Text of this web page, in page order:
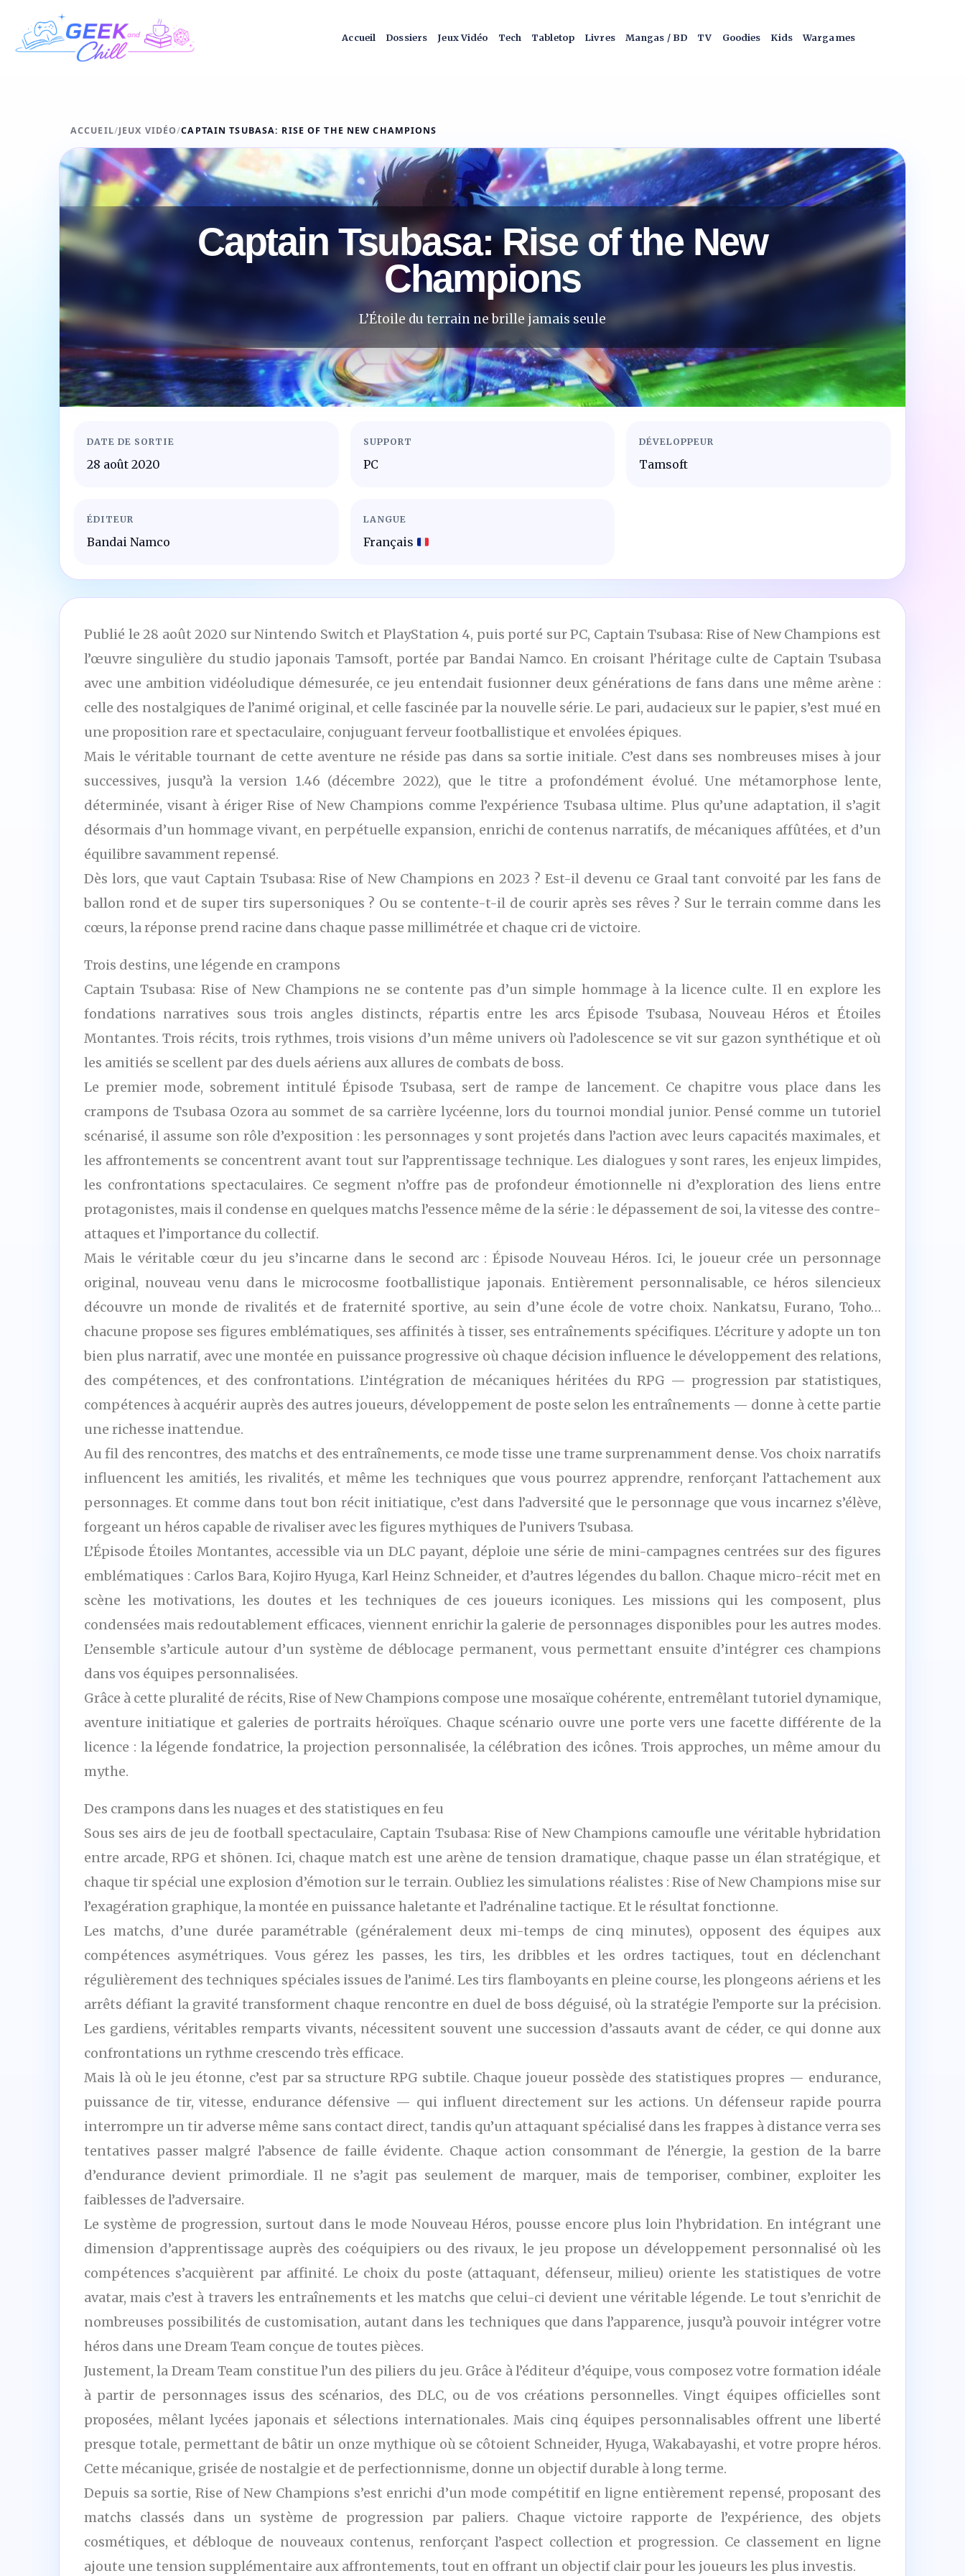
Aller au contenu
Accueil Dossiers Jeux Vidéo Tech Tabletop Livres Mangas / BD TV Goodies Kids Wargames
ACCUEIL/JEUX VIDÉO/CAPTAIN TSUBASA: RISE OF THE NEW CHAMPIONS
Captain Tsubasa: Rise of the New
Champions
L’Étoile du terrain ne brille jamais seule
DATE DE SORTIE
28 août 2020
SUPPORT
PC
DÉVELOPPEUR
Tamsoft
ÉDITEUR
Bandai Namco
LANGUE
Français
Publié le 28 août 2020 sur Nintendo Switch et PlayStation 4, puis porté sur PC, Captain Tsubasa: Rise of New Champions est
l’œuvre singulière du studio japonais Tamsoft, portée par Bandai Namco. En croisant l’héritage culte de Captain Tsubasa
avec une ambition vidéoludique démesurée, ce jeu entendait fusionner deux générations de fans dans une même arène :
celle des nostalgiques de l’animé original, et celle fascinée par la nouvelle série. Le pari, audacieux sur le papier, s’est mué en
une proposition rare et spectaculaire, conjuguant ferveur footballistique et envolées épiques.
Mais le véritable tournant de cette aventure ne réside pas dans sa sortie initiale. C’est dans ses nombreuses mises à jour
successives, jusqu’à la version 1.46 (décembre 2022), que le titre a profondément évolué. Une métamorphose lente,
déterminée, visant à ériger Rise of New Champions comme l’expérience Tsubasa ultime. Plus qu’une adaptation, il s’agit
désormais d’un hommage vivant, en perpétuelle expansion, enrichi de contenus narratifs, de mécaniques affûtées, et d’un
équilibre savamment repensé.
Dès lors, que vaut Captain Tsubasa: Rise of New Champions en 2023 ? Est-il devenu ce Graal tant convoité par les fans de
ballon rond et de super tirs supersoniques ? Ou se contente-t-il de courir après ses rêves ? Sur le terrain comme dans les
cœurs, la réponse prend racine dans chaque passe millimétrée et chaque cri de victoire.
Trois destins, une légende en crampons
Captain Tsubasa: Rise of New Champions ne se contente pas d’un simple hommage à la licence culte. Il en explore les
fondations narratives sous trois angles distincts, répartis entre les arcs Épisode Tsubasa, Nouveau Héros et Étoiles
Montantes. Trois récits, trois rythmes, trois visions d’un même univers où l’adolescence se vit sur gazon synthétique et où
les amitiés se scellent par des duels aériens aux allures de combats de boss.
Le premier mode, sobrement intitulé Épisode Tsubasa, sert de rampe de lancement. Ce chapitre vous place dans les
crampons de Tsubasa Ozora au sommet de sa carrière lycéenne, lors du tournoi mondial junior. Pensé comme un tutoriel
scénarisé, il assume son rôle d’exposition : les personnages y sont projetés dans l’action avec leurs capacités maximales, et
les affrontements se concentrent avant tout sur l’apprentissage technique. Les dialogues y sont rares, les enjeux limpides,
les confrontations spectaculaires. Ce segment n’offre pas de profondeur émotionnelle ni d’exploration des liens entre
protagonistes, mais il condense en quelques matchs l’essence même de la série : le dépassement de soi, la vitesse des contre-
attaques et l’importance du collectif.
Mais le véritable cœur du jeu s’incarne dans le second arc : Épisode Nouveau Héros. Ici, le joueur crée un personnage
original, nouveau venu dans le microcosme footballistique japonais. Entièrement personnalisable, ce héros silencieux
découvre un monde de rivalités et de fraternité sportive, au sein d’une école de votre choix. Nankatsu, Furano, Toho…
chacune propose ses figures emblématiques, ses affinités à tisser, ses entraînements spécifiques. L’écriture y adopte un ton
bien plus narratif, avec une montée en puissance progressive où chaque décision influence le développement des relations,
des compétences, et des confrontations. L’intégration de mécaniques héritées du RPG — progression par statistiques,
compétences à acquérir auprès des autres joueurs, développement de poste selon les entraînements — donne à cette partie
une richesse inattendue.
Au fil des rencontres, des matchs et des entraînements, ce mode tisse une trame surprenamment dense. Vos choix narratifs
influencent les amitiés, les rivalités, et même les techniques que vous pourrez apprendre, renforçant l’attachement aux
personnages. Et comme dans tout bon récit initiatique, c’est dans l’adversité que le personnage que vous incarnez s’élève,
forgeant un héros capable de rivaliser avec les figures mythiques de l’univers Tsubasa.
L’Épisode Étoiles Montantes, accessible via un DLC payant, déploie une série de mini-campagnes centrées sur des figures
emblématiques : Carlos Bara, Kojiro Hyuga, Karl Heinz Schneider, et d’autres légendes du ballon. Chaque micro-récit met en
scène les motivations, les doutes et les techniques de ces joueurs iconiques. Les missions qui les composent, plus
condensées mais redoutablement efficaces, viennent enrichir la galerie de personnages disponibles pour les autres modes.
L’ensemble s’articule autour d’un système de déblocage permanent, vous permettant ensuite d’intégrer ces champions
dans vos équipes personnalisées.
Grâce à cette pluralité de récits, Rise of New Champions compose une mosaïque cohérente, entremêlant tutoriel dynamique,
aventure initiatique et galeries de portraits héroïques. Chaque scénario ouvre une porte vers une facette différente de la
licence : la légende fondatrice, la projection personnalisée, la célébration des icônes. Trois approches, un même amour du
mythe.
Des crampons dans les nuages et des statistiques en feu
Sous ses airs de jeu de football spectaculaire, Captain Tsubasa: Rise of New Champions camoufle une véritable hybridation
entre arcade, RPG et shōnen. Ici, chaque match est une arène de tension dramatique, chaque passe un élan stratégique, et
chaque tir spécial une explosion d’émotion sur le terrain. Oubliez les simulations réalistes : Rise of New Champions mise sur
l’exagération graphique, la montée en puissance haletante et l’adrénaline tactique. Et le résultat fonctionne.
Les matchs, d’une durée paramétrable (généralement deux mi-temps de cinq minutes), opposent des équipes aux
compétences asymétriques. Vous gérez les passes, les tirs, les dribbles et les ordres tactiques, tout en déclenchant
régulièrement des techniques spéciales issues de l’animé. Les tirs flamboyants en pleine course, les plongeons aériens et les
arrêts défiant la gravité transforment chaque rencontre en duel de boss déguisé, où la stratégie l’emporte sur la précision.
Les gardiens, véritables remparts vivants, nécessitent souvent une succession d’assauts avant de céder, ce qui donne aux
confrontations un rythme crescendo très efficace.
Mais là où le jeu étonne, c’est par sa structure RPG subtile. Chaque joueur possède des statistiques propres — endurance,
puissance de tir, vitesse, endurance défensive — qui influent directement sur les actions. Un défenseur rapide pourra
interrompre un tir adverse même sans contact direct, tandis qu’un attaquant spécialisé dans les frappes à distance verra ses
tentatives passer malgré l’absence de faille évidente. Chaque action consommant de l’énergie, la gestion de la barre
d’endurance devient primordiale. Il ne s’agit pas seulement de marquer, mais de temporiser, combiner, exploiter les
faiblesses de l’adversaire.
Le système de progression, surtout dans le mode Nouveau Héros, pousse encore plus loin l’hybridation. En intégrant une
dimension d’apprentissage auprès des coéquipiers ou des rivaux, le jeu propose un développement personnalisé où les
compétences s’acquièrent par affinité. Le choix du poste (attaquant, défenseur, milieu) oriente les statistiques de votre
avatar, mais c’est à travers les entraînements et les matchs que celui-ci devient une véritable légende. Le tout s’enrichit de
nombreuses possibilités de customisation, autant dans les techniques que dans l’apparence, jusqu’à pouvoir intégrer votre
héros dans une Dream Team conçue de toutes pièces.
Justement, la Dream Team constitue l’un des piliers du jeu. Grâce à l’éditeur d’équipe, vous composez votre formation idéale
à partir de personnages issus des scénarios, des DLC, ou de vos créations personnelles. Vingt équipes officielles sont
proposées, mêlant lycées japonais et sélections internationales. Mais cinq équipes personnalisables offrent une liberté
presque totale, permettant de bâtir un onze mythique où se côtoient Schneider, Hyuga, Wakabayashi, et votre propre héros.
Cette mécanique, grisée de nostalgie et de perfectionnisme, donne un objectif durable à long terme.
Depuis sa sortie, Rise of New Champions s’est enrichi d’un mode compétitif en ligne entièrement repensé, proposant des
matchs classés dans un système de progression par paliers. Chaque victoire rapporte de l’expérience, des objets
cosmétiques, et débloque de nouveaux contenus, renforçant l’aspect collection et progression. Ce classement en ligne
ajoute une tension supplémentaire aux affrontements, tout en offrant un objectif clair pour les joueurs les plus investis.